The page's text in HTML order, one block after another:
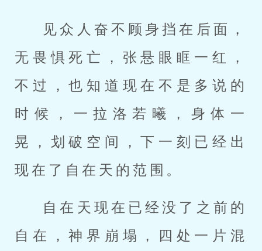
见众人奋不顾身挡在后面，
无畏惧死亡，张悬眼眶一红，
不过，也知道现在不是多说的
时候，一拉洛若曦，身体一
晃，划破空间，下一刻已经出
现在了自在天的范围。
自在天现在已经没了之前的
自在，神界崩塌，四处一片混